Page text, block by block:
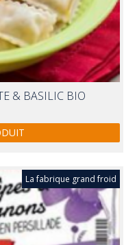
& BASILIC BIO
La fabrique grand froid